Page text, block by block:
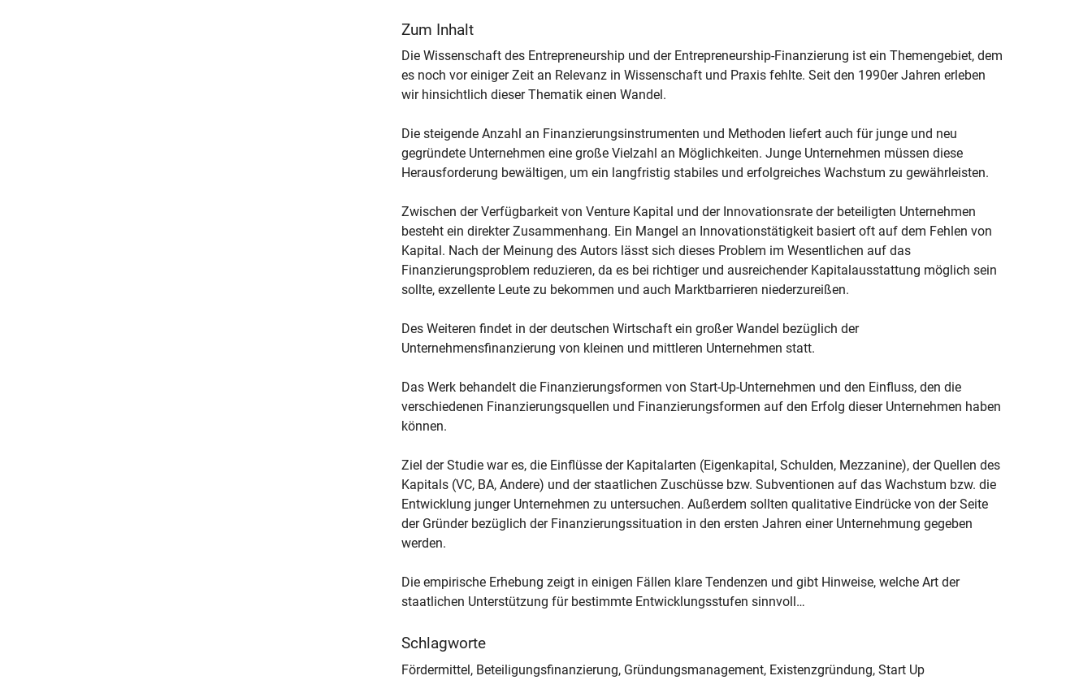
Zum Inhalt
Die Wissenschaft des Entrepreneurship und der Entrepreneurship-Finanzierung ist ein Themengebiet, dem
es noch vor einiger Zeit an Relevanz in Wissenschaft und Praxis fehlte. Seit den 1990er Jahren erleben
wir hinsichtlich dieser Thematik einen Wandel.
Die steigende Anzahl an Finanzierungsinstrumenten und Methoden liefert auch für junge und neu
gegründete Unternehmen eine große Vielzahl an Möglichkeiten. Junge Unternehmen müssen diese
Herausforderung bewältigen, um ein langfristig stabiles und erfolgreiches Wachstum zu gewährleisten.
Zwischen der Verfügbarkeit von Venture Kapital und der Innovationsrate der beteiligten Unternehmen
besteht ein direkter Zusammenhang. Ein Mangel an Innovationstätigkeit basiert oft auf dem Fehlen von
Kapital. Nach der Meinung des Autors lässt sich dieses Problem im Wesentlichen auf das
Finanzierungsproblem reduzieren, da es bei richtiger und ausreichender Kapitalausstattung möglich sein
sollte, exzellente Leute zu bekommen und auch Marktbarrieren niederzureißen.
Des Weiteren findet in der deutschen Wirtschaft ein großer Wandel bezüglich der
Unternehmensfinanzierung von kleinen und mittleren Unternehmen statt.
Das Werk behandelt die Finanzierungsformen von Start-Up-Unternehmen und den Einfluss, den die
verschiedenen Finanzierungsquellen und Finanzierungsformen auf den Erfolg dieser Unternehmen haben
können.
Ziel der Studie war es, die Einflüsse der Kapitalarten (Eigenkapital, Schulden, Mezzanine), der Quellen des
Kapitals (VC, BA, Andere) und der staatlichen Zuschüsse bzw. Subventionen auf das Wachstum bzw. die
Entwicklung junger Unternehmen zu untersuchen. Außerdem sollten qualitative Eindrücke von der Seite
der Gründer bezüglich der Finanzierungssituation in den ersten Jahren einer Unternehmung gegeben
werden.
Die empirische Erhebung zeigt in einigen Fällen klare Tendenzen und gibt Hinweise, welche Art der
staatlichen Unterstützung für bestimmte Entwicklungsstufen sinnvoll…
Schlagworte
Fördermittel, Beteiligungsfinanzierung, Gründungsmanagement, Existenzgründung, Start Up